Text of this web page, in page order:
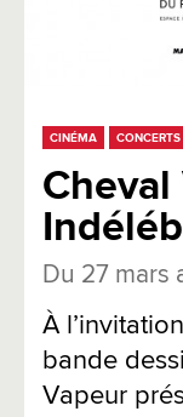
CINÉMA CONCERTS
Du 27 mars
À
bande
Vapeur